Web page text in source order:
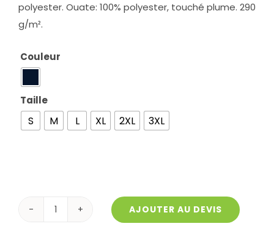
polyester. Ouate: 100% polyester, touché plume. 290
g/m².
Couleur
Taille
S M L XL 2XL 3XL
quantité
AJOUTER AU DEVIS